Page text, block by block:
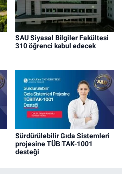
SAU Siyasal Bilgiler Fakültesi
310 öğrenci kabul edecek
Sürdürülebilir Gıda Sistemleri
projesine TÜBİTAK-1001
desteği